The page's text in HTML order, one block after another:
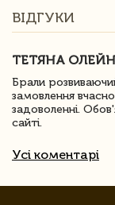
ВІДГУКИ
ТЕТЯНА
Брали
замовлення
задоволенні.
сайті.
Усі коментарі